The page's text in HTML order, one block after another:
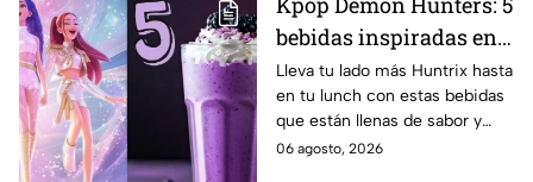
bebidas inspiradas en
las guerreras Huntrix
para llevar a la escuela
este regreso a clases
2026; son saludables y
Lleva tu lado más Huntrix hasta
en tu lunch con estas bebidas
que están llenas de sabor y
frescura.
06 agosto, 2026